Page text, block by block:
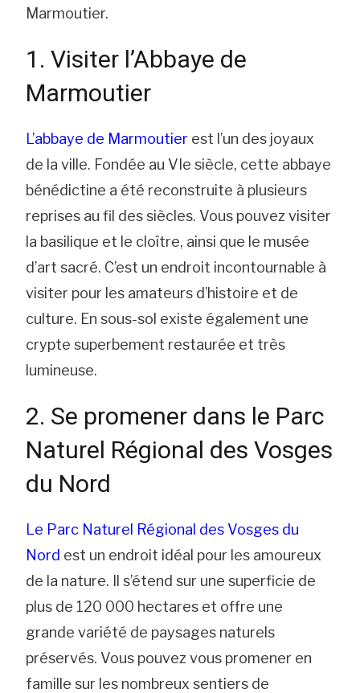
Marmoutier.
1. Visiter l’Abbaye de
Marmoutier
L’abbaye de Marmoutier est l’un des joyaux
de la ville. Fondée au VIe siècle, cette abbaye
bénédictine a été reconstruite à plusieurs
reprises au fil des siècles. Vous pouvez visiter
la basilique et le cloître, ainsi que le musée
d’art sacré. C’est un endroit incontournable à
visiter pour les amateurs d’histoire et de
culture. En sous-sol existe également une
crypte superbement restaurée et très
lumineuse.
2. Se promener dans le Parc
Naturel Régional des Vosges
du Nord
Le Parc Naturel Régional des Vosges du
Nord est un endroit idéal pour les amoureux
de la nature. Il s’étend sur une superficie de
plus de 120 000 hectares et offre une
grande variété de paysages naturels
préservés. Vous pouvez vous promener en
famille sur les nombreux sentiers de